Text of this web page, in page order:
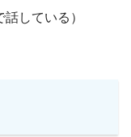
している）